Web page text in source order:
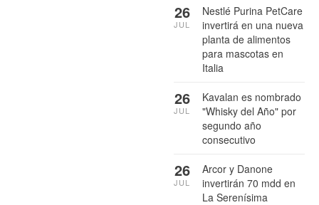
Nestlé Purina PetCare
invertirá en una nueva
planta de alimentos
para mascotas en
Italia
26
JUL
Kavalan es nombrado
"Whisky del Año" por
segundo año
consecutivo
26
JUL
Arcor y Danone
invertirán 70 mdd en
La Serenísima
26
JUL